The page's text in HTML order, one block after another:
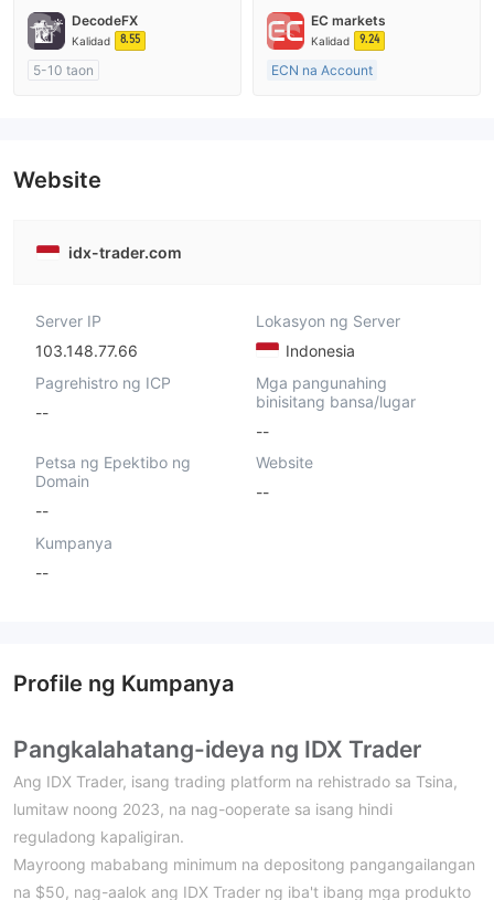
Paggawa ng Market (MM)
Kinokontrol sa Australia
Paggawa ng Market (MM)
DecodeFX
Kalidad 8.55
5-10 taon
EC markets
Kalidad 9.24
ECN na Account
Website
idx-trader.com
Server IP
103.148.77.66
Lokasyon ng Server
Indonesia
Pagrehistro ng ICP
--
Mga pangunahing
binisitang bansa/lugar
--
Petsa ng Epektibo ng
Domain
--
Website
--
Kumpanya
--
Profile ng Kumpanya
Pangkalahatang-ideya ng IDX Trader
Ang IDX Trader, isang trading platform na rehistrado sa Tsina,
lumitaw noong 2023, na nag-ooperate sa isang hindi
reguladong kapaligiran.
Mayroong mababang minimum na depositong pangangailangan
na $50, nag-aalok ang IDX Trader ng iba't ibang mga produkto